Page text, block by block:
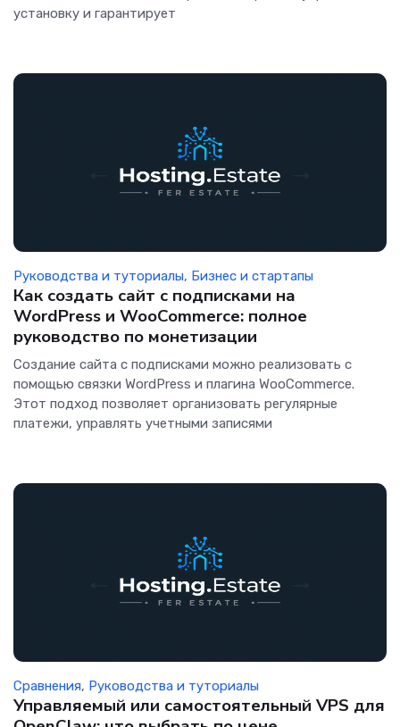
установку и гарантирует
Руководства и туториалы, Бизнес и стартапы
Как создать сайт с подписками на
WordPress и WooCommerce: полное
руководство по монетизации
Создание сайта с подписками можно реализовать с
помощью связки WordPress и плагина WooCommerce.
Этот подход позволяет организовать регулярные
платежи, управлять учетными записями
Сравнения, Руководства и туториалы
Управляемый или самостоятельный VPS для